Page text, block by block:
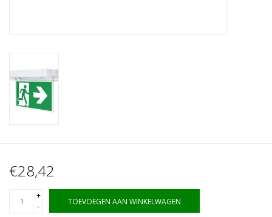
€28,42
+
-
TOEVOEGEN AAN WINKELWAGEN